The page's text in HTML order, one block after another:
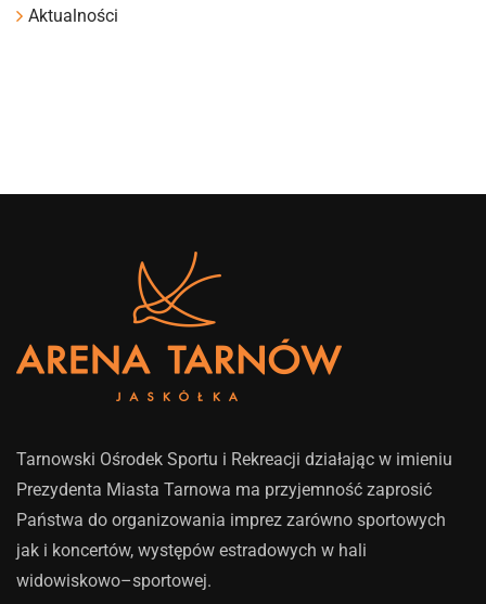
Aktualności
Tarnowski Ośrodek Sportu i Rekreacji działając w imieniu
Prezydenta Miasta Tarnowa ma przyjemność zaprosić
Państwa do organizowania imprez zarówno sportowych
jak i koncertów, występów estradowych w hali
widowiskowo–sportowej.